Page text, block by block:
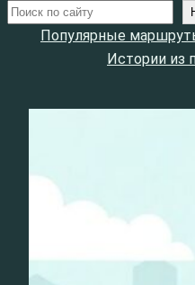
Поиск
Популярные
Истории из